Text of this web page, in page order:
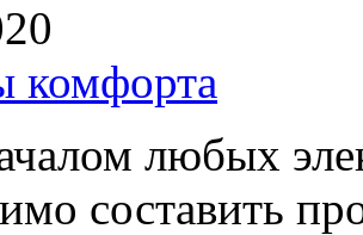
комфорта
любых
составить